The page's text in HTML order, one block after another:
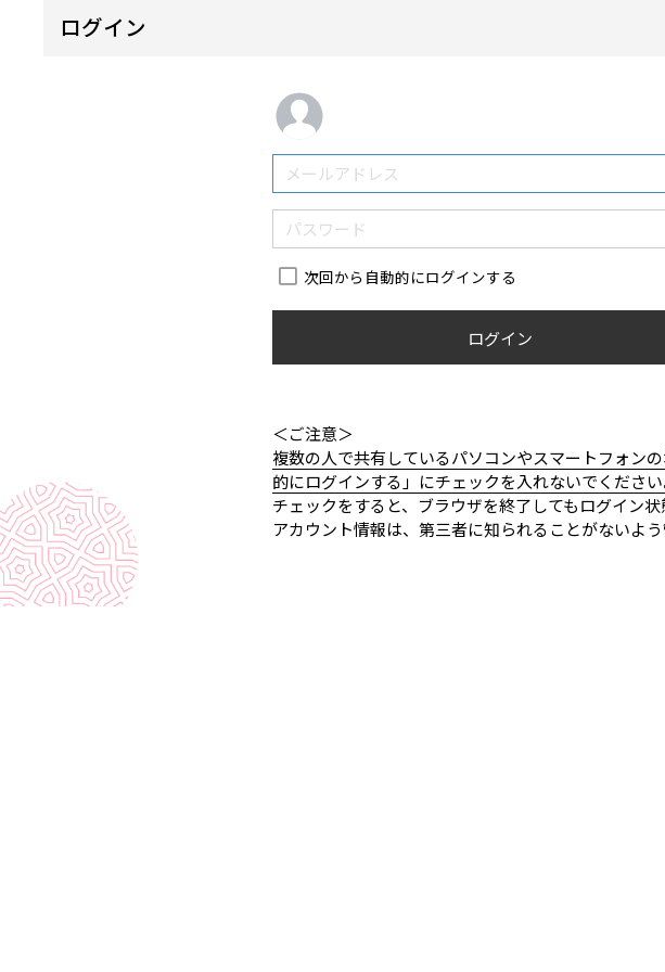
ログイン
次回から自動的にログインする
ログイン
＜ご注意＞
複数の人で共有しているパソコンやスマートフォン
的にログインする」にチェックを入れないでください
チェックをすると、ブラウザを終了してもログイン状
アカウント情報は、第三者に知られることがないよ